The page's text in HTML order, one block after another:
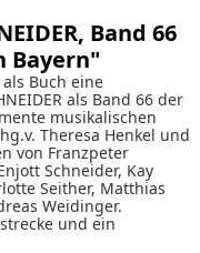
Band 66
Bayern"
Buch eine
als Band 66 der
musikalischen
Theresa Henkel und
von Franzpeter
Schneider, Kay
Seither, Matthias
Weidinger.
und ein